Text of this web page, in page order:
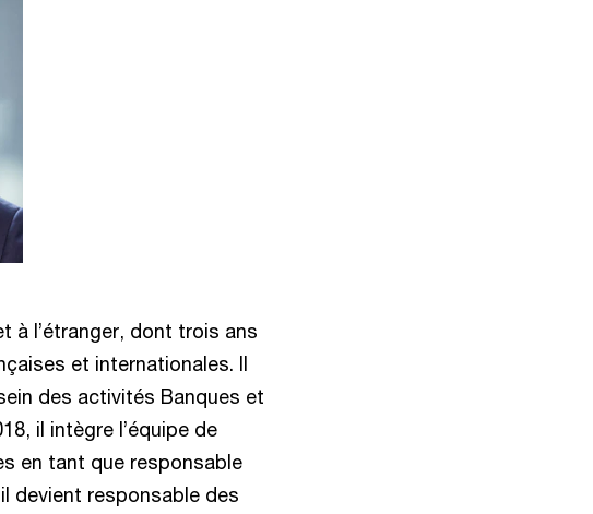
à l’étranger, dont trois ans
et internationales. Il
des activités Banques et
il intègre l’équipe de
en tant que responsable
devient responsable des